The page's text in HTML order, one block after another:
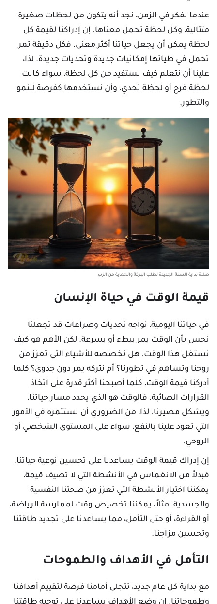
عندما نفكر في الزمن، نجد أنه يتكون من لحظات صغيرة
متتالية، وكل لحظة تحمل معناها. إن إدراكنا لقيمة كل
لحظة يمكن أن يجعل حياتنا أكثر معنى. فكل دقيقة تمر
تحمل في طياتها إمكانيات جديدة وتحديات جديدة. لذا،
علينا أن نتعلم كيف نستفيد من كل لحظة، سواء كانت
لحظة فرح أو لحظة تحدي، وأن نستخدمها كفرصة للنمو
والتطور.
صلاة بداية السنة الجديدة لطلب البركة والحماية من الرب
قيمة الوقت في حياة الإنسان
في حياتنا اليومية، نواجه تحديات وصراعات قد تجعلنا
نحس بأن الوقت يمر ببطء أو بسرعة. لكن الأهم هو كيف
نستغل هذا الوقت. هل نخصصه للأشياء التي تعزز من
روحنا وتساهم في تطورنا؟ أم نتركه يمر دون جدوى؟ كلما
أدركنا قيمة الوقت، كلما أصبحنا أكثر قدرة على اتخاذ
القرارات الصائبة. فالوقت هو الذي يحدد مسار حياتنا،
ويشكل مصيرنا. لذا، من الضروري أن نستثمره في الأمور
التي تعود علينا بالنفع، سواء على المستوى الشخصي أو
الروحي.
إن إدراك قيمة الوقت يساعدنا على تحسين نوعية حياتنا.
فبدلاً من الانغماس في الأنشطة التي لا تضيف قيمة،
يمكننا اختيار الأنشطة التي تعزز من صحتنا النفسية
والجسدية. مثلاً، يمكننا تخصيص وقت لممارسة الرياضة،
أو القراءة، أو حتى التأمل، مما يساعدنا على تجديد طاقتنا
وتحسين مزاجنا.
التأمل في الأهداف والطموحات
مع بداية كل عام جديد، تتجلى أمامنا فرصة لتقييم أهدافنا
وطموحاتنا. إن وضع الأهداف يساعدنا على توجيه طاقتنا